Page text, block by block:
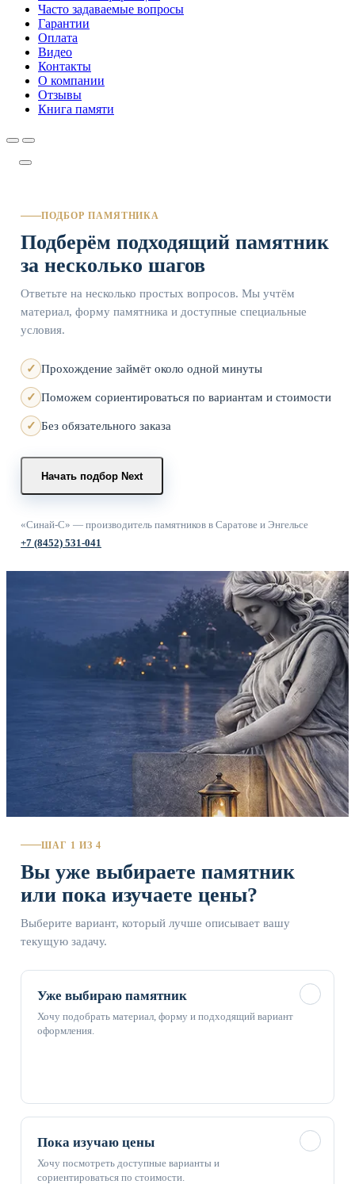
Часто задаваемые вопросы
Гарантии
Оплата
Видео
Контакты
О компании
Отзывы
Книга памяти
ПОДБОР ПАМЯТНИКА
Подберём подходящий памятник
за несколько шагов
Ответьте на несколько простых вопросов. Мы учтём
материал, форму памятника и доступные специальные
условия.
Прохождение займёт около одной минуты
Поможем сориентироваться по вариантам и стоимости
Без обязательного заказа
Начать подбор Next
«Синай-С» — производитель памятников в Саратове и Энгельсе
+7 (8452) 531-041
ШАГ 1 ИЗ 4
Вы уже выбираете памятник
или пока изучаете цены?
Выберите вариант, который лучше описывает вашу
текущую задачу.
Уже выбираю памятник
Хочу подобрать материал, форму и подходящий вариант
оформления.
Пока изучаю цены
Хочу посмотреть доступные варианты и
сориентироваться по стоимости.